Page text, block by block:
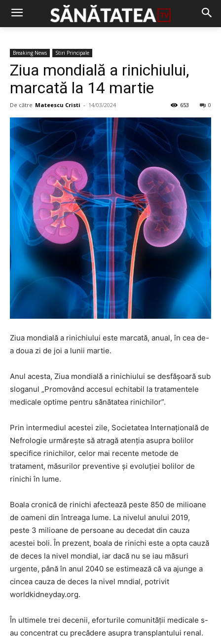
Breaking News Stiri Principale
Ziua mondială a rinichiului,
marcată la 14 martie
De către Mateescu Cristi - 14/03/2024 0
653
Ziua mondială a rinichiului este marcată, anual, în cea de-
a doua zi de joi a lunii martie.
Anul acesta, Ziua mondială a rinichiului se desfăşoară sub
sloganul „Promovând accesul echitabil la tratamentele
medicale optime pentru sănătatea rinichilor”.
Prin intermediul acestei zile, Societatea Internaţională de
Nefrologie urmăreşte să atragă atenţia asupra bolilor
specifice rinichilor, celor mai recente metode de
tratament, măsurilor preventive şi evoluţiei bolilor de
rinichi în lume.
Boala cronică de rinichi afectează peste 850 de milioane
de oameni din întreaga lume. La nivelul anului 2019,
peste 3 milioane de persoane au decedat din cauza
acestei boli. În prezent, boala de rinichi este a opta cauză
de deces la nivel mondial, iar dacă nu se iau măsuri
urgente, până în anul 2040 se estimează că va ajunge a
cincea cauza de deces la nivel mndial, potrivit
worldkidneyday.org.
În ultimele trei decenii, eforturile comunităţii medicale s-
au concentrat cu precădere asupra transplantului renal.